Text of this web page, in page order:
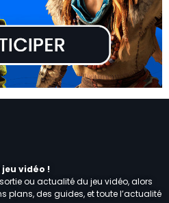
vidéo !
ou actualité du jeu vidéo, alors
plans, des guides, et toute l’actualité